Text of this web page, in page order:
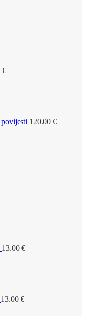
€
120.00 €
13.00 €
13.00 €